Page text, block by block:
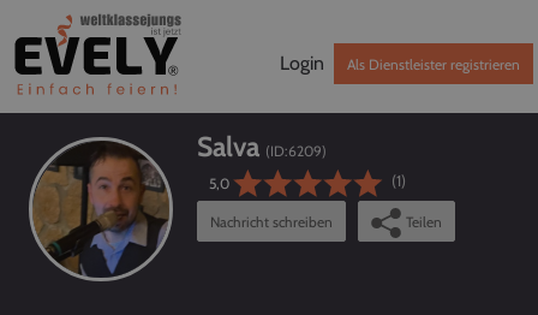
Login Als Dienstleister registrieren
Salva (ID:6209)
5,0
(1)
Nachricht schreiben Teilen